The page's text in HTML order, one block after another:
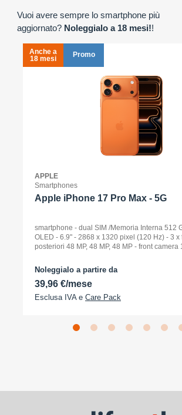
Vuoi avere sempre lo smartphone più
aggiornato? Noleggialo a 18 mesi!!
Anche a
18 mesi
Promo
APPLE
Smartphones
Apple iPhone 17 Pro Max - 5G
smartphone - dual SIM /Memoria Interna 512
OLED - 6.9" - 2868 x 1320 pixel (120 Hz) - 3 x
posteriori 48 MP, 48 MP, 48 MP - front
Noleggialo a partire da
39,96 €/mese
Esclusa IVA e Care Pack